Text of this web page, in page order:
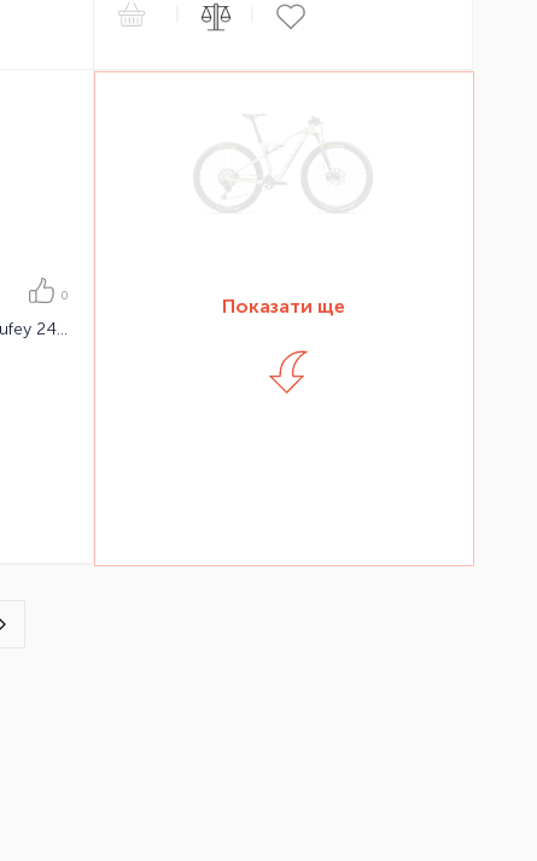
0
Підлітковий велосипед Orbea Laufey 24 H30 21
Показати ще